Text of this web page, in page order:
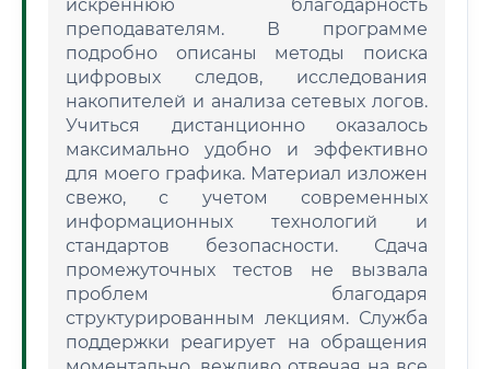
искреннюю благодарность
преподавателям. В программе
подробно описаны методы поиска
цифровых следов, исследования
накопителей и анализа сетевых логов.
Учиться дистанционно оказалось
максимально удобно и эффективно
для моего графика. Материал изложен
свежо, с учетом современных
информационных технологий и
стандартов безопасности. Сдача
промежуточных тестов не вызвала
проблем благодаря
структурированным лекциям. Служба
поддержки реагирует на обращения